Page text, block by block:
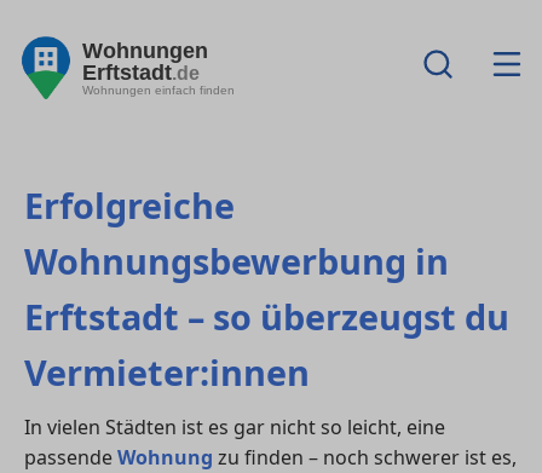
Wohnungen
Erftstadt.de
Wohnungen einfach finden
Erfolgreiche
Wohnungsbewerbung in
Erftstadt – so überzeugst du
Vermieter:innen
In vielen Städten ist es gar nicht so leicht, eine
passendeWohnung zu finden – noch schwerer ist es,